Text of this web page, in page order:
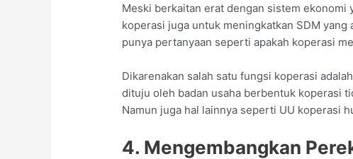
Meski berkaitan erat dengan sistem ekonomi
koperasi juga untuk meningkatkan SDM
punya pertanyaan seperti apakah koperasi
Dikarenakan salah satu fungsi koperasi
dituju oleh badan usaha berbentuk koperasi
Namun juga hal lainnya seperti UU koperasi
4. Mengembangkan